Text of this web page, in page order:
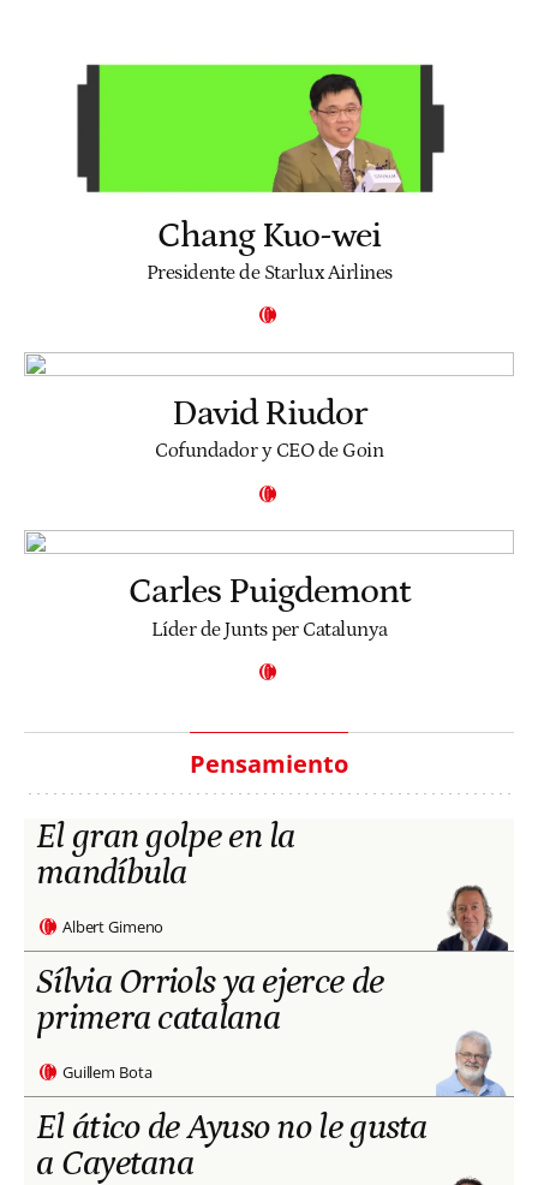
Chang Kuo-wei
Presidente de Starlux Airlines
David Riudor
Cofundador y CEO de Goin
Carles Puigdemont
Líder de Junts per Catalunya
Pensamiento
El gran golpe en la
mandíbula
Albert Gimeno
Sílvia Orriols ya ejerce de
primera catalana
Guillem Bota
El ático de Ayuso no le gusta
a Cayetana